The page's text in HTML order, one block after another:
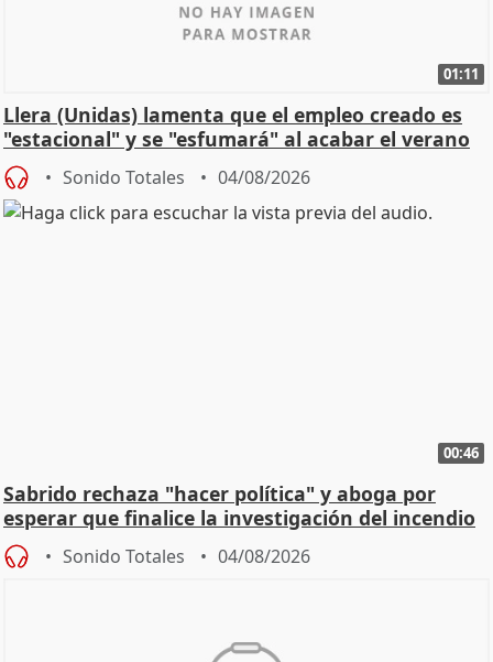
01:11
Llera (Unidas) lamenta que el empleo creado es
"estacional" y se "esfumará" al acabar el verano
Sonido Totales 04/08/2026
00:46
Sabrido rechaza "hacer política" y aboga por
esperar que finalice la investigación del incendio
Sonido Totales 04/08/2026